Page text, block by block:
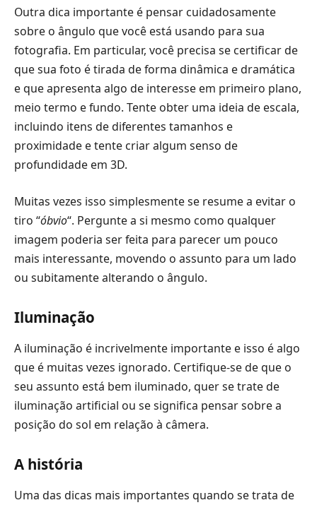
Outra dica importante é pensar cuidadosamente
sobre o ângulo que você está usando para sua
fotografia. Em particular, você precisa se certificar de
que sua foto é tirada de forma dinâmica e dramática
e que apresenta algo de interesse em primeiro plano,
meio termo e fundo. Tente obter uma ideia de escala,
incluindo itens de diferentes tamanhos e
proximidade e tente criar algum senso de
profundidade em 3D.
Muitas vezes isso simplesmente se resume a evitar o
tiro “óbvio“. Pergunte a si mesmo como qualquer
imagem poderia ser feita para parecer um pouco
mais interessante, movendo o assunto para um lado
ou subitamente alterando o ângulo.
Iluminação
A iluminação é incrivelmente importante e isso é algo
que é muitas vezes ignorado. Certifique-se de que o
seu assunto está bem iluminado, quer se trate de
iluminação artificial ou se significa pensar sobre a
posição do sol em relação à câmera.
A história
Uma das dicas mais importantes quando se trata de